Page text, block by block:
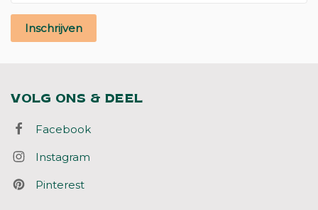
Inschrijven
VOLG ONS & DEEL
Facebook
Instagram
Pinterest